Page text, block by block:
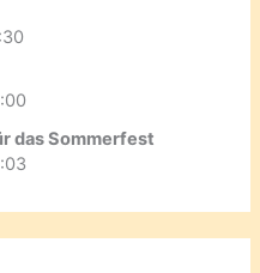
das Sommerfest